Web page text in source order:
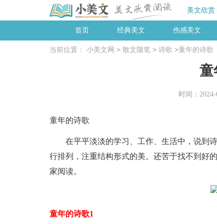
美文欣赏
首页 经典美文 伤感美文
当前位置： 小美文网 > 散文随笔 > 诗歌 >童年的诗歌
童
时间：
童年的诗歌
在平平淡淡的学习、工作、生活中，说到诗
行排列，注重结构形式的美。还苦于找不到好
家阅读。
童年的诗歌1